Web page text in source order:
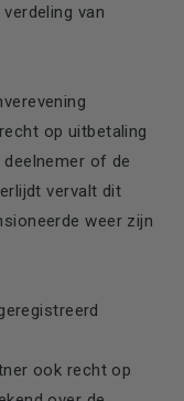
van
op uitbetaling
of de
vervalt dit
weer zijn
ook recht op